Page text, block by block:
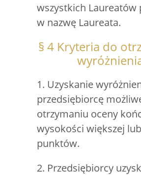
wszystkich Laureatów
w nazwę Laureata.
§ 4 Kryteria do
1. Uzyskanie
przedsiębiorcę
otrzymaniu oceny
wysokości większej
punktów.
2. Przedsiębiorcy